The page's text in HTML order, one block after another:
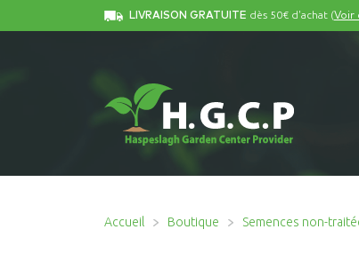
LIVRAISON GRATUITE dès 50€ d'achat (Voir
Accueil Boutique Semences non-